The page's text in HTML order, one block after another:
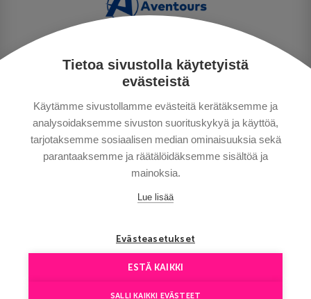
Tietoa sivustolla käytetyistä
evästeistä
Käytämme sivustollamme evästeitä kerätäksemme ja
analysoidaksemme sivuston suorituskykyä ja käyttöä,
tarjotaksemme sosiaalisen median ominaisuuksia sekä
parantaaksemme ja räätälöidäksemme sisältöä ja
mainoksia.
Lue lisää
Evästeasetukset
ESTÄ KAIKKI
SALLI KAIKKI EVÄSTEET
PRIVACY POLICY
MAKSUTAVAT
GENERAL CONDITIONS
GOOD TO KNOW
CONTACTS
Copyright © Aventours 2026